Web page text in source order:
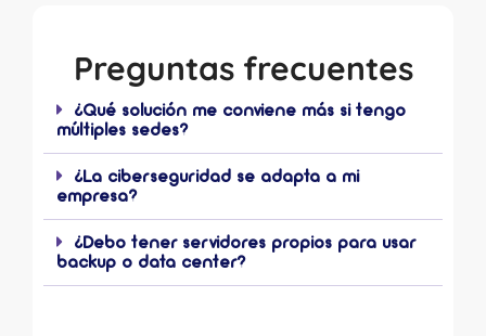
Preguntas frecuentes
¿Qué solución me conviene más si tengo
múltiples sedes?
¿La ciberseguridad se adapta a mi
empresa?
¿Debo tener servidores propios para usar
backup o data center?